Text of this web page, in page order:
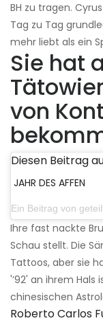
BH zu tragen.
Tag zu Tag
mehr liebt als ein
Sie hat
von
Diesen Beitrag
JAHR DES AFFEN
Ein Beitrag von
Ihre fast nackte
Schau stellt. Die
Tattoos, aber sie
'’92' an ihrem Hals
chinesischen
Roberto Carlos